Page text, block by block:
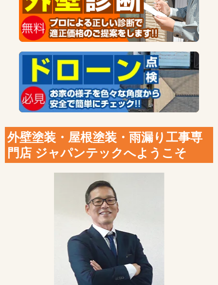
外壁塗装・屋根塗装・雨漏り工事専
門店 ジャパンテックへようこそ